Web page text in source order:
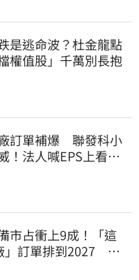
是逃命波？杜金龍點
權值股」千萬別長抱
訂單補爆 聯發科小
！法人喊EPS上看
市占衝上9成！「這
」訂單排到2027 目